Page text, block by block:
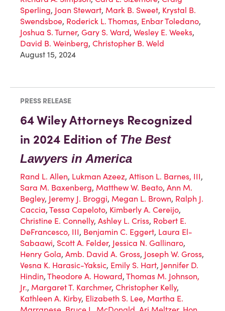
Sperling, Joan Stewart, Mark B. Sweet, Krystal B.
Swendsboe, Roderick L. Thomas, Enbar Toledano,
Joshua S. Turner, Gary S. Ward, Wesley E. Weeks,
David B. Weinberg, Christopher B. Weld
August 15, 2024
PRESS RELEASE
64 Wiley Attorneys Recognized
in 2024 Edition of The Best
Lawyers in America
Rand L. Allen, Lukman Azeez, Attison L. Barnes, III,
Sara M. Baxenberg, Matthew W. Beato, Ann M.
Begley, Jeremy J. Broggi, Megan L. Brown, Ralph J.
Caccia, Tessa Capeloto, Kimberly A. Cereijo,
Christine E. Connelly, Ashley L. Criss, Robert E.
DeFrancesco, III, Benjamin C. Eggert, Laura El-
Sabaawi, Scott A. Felder, Jessica N. Gallinaro,
Henry Gola, Amb. David A. Gross, Joseph W. Gross,
Vesna K. Harasic-Yaksic, Emily S. Hart, Jennifer D.
Hindin, Theodore A. Howard, Thomas M. Johnson,
Jr., Margaret T. Karchmer, Christopher Kelly,
Kathleen A. Kirby, Elizabeth S. Lee, Martha E.